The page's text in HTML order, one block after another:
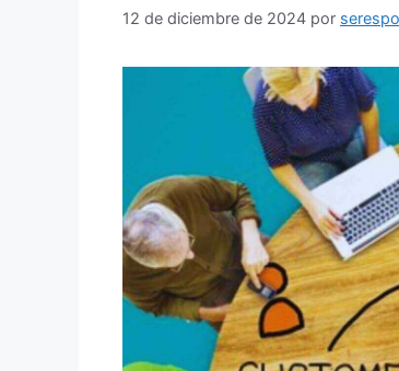
12 de diciembre de 2024 por